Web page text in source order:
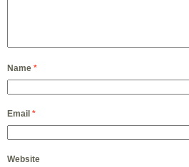
Name *
Email *
Website